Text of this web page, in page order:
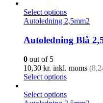
Select options
Autoledning 2,5mm2
Autoledning Blå
0 out of 5
10,30 kr. inkl. moms (
Select options
Select options